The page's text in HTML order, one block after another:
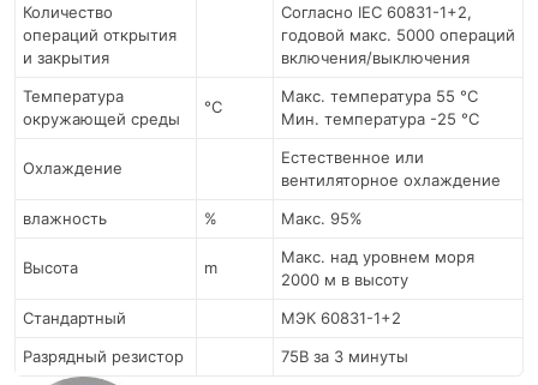
Количество
операций открытия
и закрытия
Согласно IEC 60831-1+2,
годовой макс. 5000 операций
включения/выключения
Температура
окружающей среды
°C
Макс. температура 55 °C
Мин. температура -25 °С
Охлаждение
Естественное или
вентиляторное охлаждение
влажность
% Макс. 95%
Высота m
Макс. над уровнем моря
2000 м в высоту
Стандартный
МЭК 60831-1+2
Разрядный резистор
75В за 3 минуты